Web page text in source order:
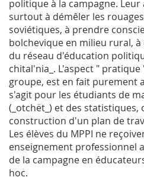
politique à la campagne.
surtout à démêler les
soviétiques, à prendre
bolchevique en milieu rural,
du réseau d'éducation
chital'nia_. L'aspect "
groupe, est en fait purement
s'agit pour les étudiants de
(_otchët_) et des statistiques,
construction d'un plan de
Les élèves du MPPI ne
enseignement professionnel
de la campagne en
hoc.